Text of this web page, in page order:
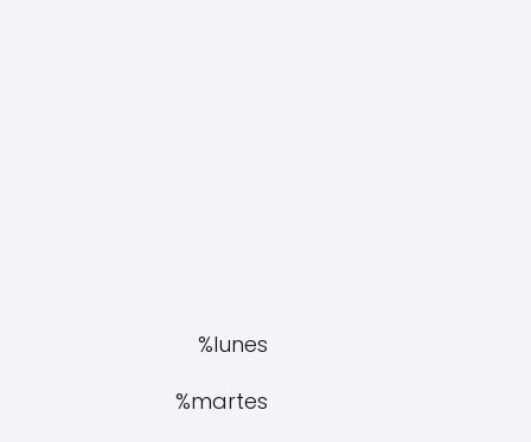
%lunes
%martes